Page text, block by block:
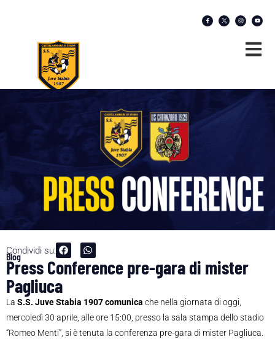
Condividi su:
Blog
Press Conference pre-gara di mister
Pagliuca
La S.S. Juve Stabia 1907 comunica che nella giornata di oggi,
mercoledì 30 aprile, alle ore 15:00, presso la sala stampa dello stadio
“Romeo Menti”, si è tenuta la conferenza pre-gara di mister Pagliuca.